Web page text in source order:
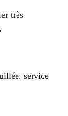
très
service